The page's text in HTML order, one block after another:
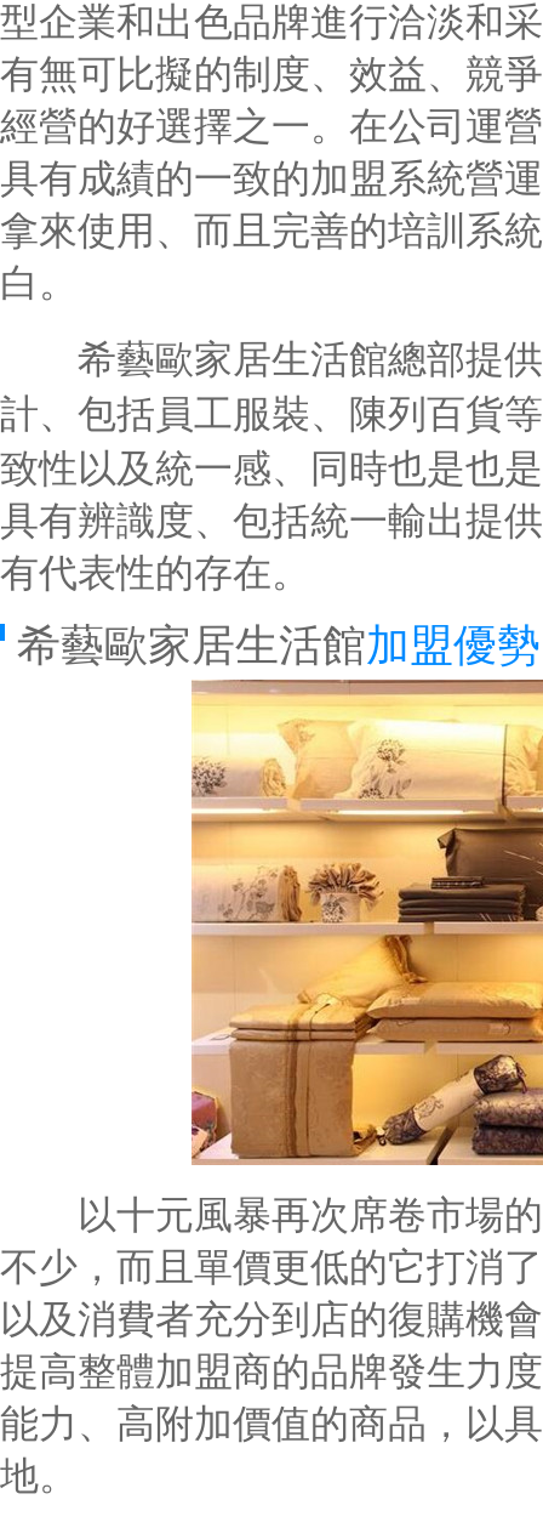
型企業和出色品牌進行洽淡和
有無可比擬的制度、效益、競
經營的好選擇之一。在公司運
具有成績的一致的加盟系統營
拿來使用、而且完善的培訓系
白。
希藝歐家居生活館總部提供
計、包括員工服裝、陳列百貨
致性以及統一感、同時也是也
具有辨識度、包括統一輸出提
有代表性的存在。
希藝歐家居生活館加盟優勢
以十元風暴再次席卷市場的
不少，而且單價更低的它打消
以及消費者充分到店的復購機
提高整體加盟商的品牌發生力
能力、高附加價值的商品，以
地。